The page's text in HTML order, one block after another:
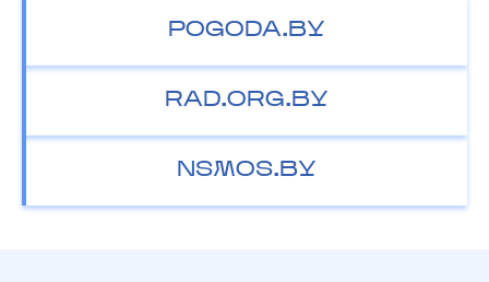
POGODA.BY
RAD.ORG.BY
NSMOS.BY